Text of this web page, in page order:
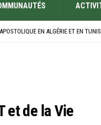
: UNE TRADITION QUI RASSEMBLE
EN ALGÉRIE ET EN
et de la Vie